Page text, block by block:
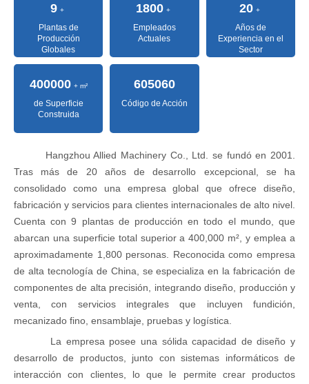
9 +
Plantas de
Producción
Globales
1800 +
Empleados
Actuales
20 +
Años de
Experiencia en el
Sector
400000 + m²
de Superficie
Construida
605060
Código de Acción
Hangzhou Allied Machinery Co., Ltd. se fundó en 2001.
Tras más de 20 años de desarrollo excepcional, se ha
consolidado como una empresa global que ofrece diseño,
fabricación y servicios para clientes internacionales de alto nivel.
Cuenta con 9 plantas de producción en todo el mundo, que
abarcan una superficie total superior a 400,000 m², y emplea a
aproximadamente 1,800 personas. Reconocida como empresa
de alta tecnología de China, se especializa en la fabricación de
componentes de alta precisión, integrando diseño, producción y
venta, con servicios integrales que incluyen fundición,
mecanizado fino, ensamblaje, pruebas y logística.
La empresa posee una sólida capacidad de diseño y
desarrollo de productos, junto con sistemas informáticos de
interacción con clientes, lo que le permite crear productos